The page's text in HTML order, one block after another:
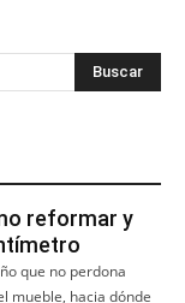
reformar y
que no perdona
mueble, hacia dónde